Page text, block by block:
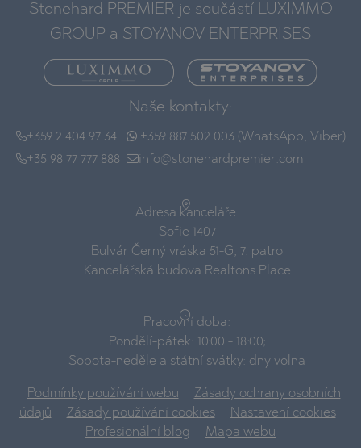
Stonehard PREMIER je součástí LUXIMMO
GROUP a STOYANOV ENTERPRISES
Naše kontakty:
+359 2 404 97 34
+35 98 77 777 888
+359 887 502 003 (WhatsApp, Viber)
info@stonehardpremier.com
Adresa kanceláře:
Sofie 1407
Bulvár Černý vráska 51-G, 7. patro
Kancelářská budova Realtons Place
Pracovní doba:
Pondělí-pátek: 10:00 - 18:00;
Sobota-neděle a státní svátky: dny volna
Podmínky používání webu
Zásady ochrany osobních
údajů
Zásady používání cookies
Nastavení cookies
Profesionální blog
Mapa webu